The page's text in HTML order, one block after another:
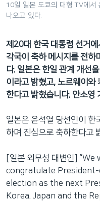
션
으
이
동
검
색
으
이
등
10일 일본 도쿄의 대형 TV에서
나오고 있다.
제20대 한국 대통령 선거
각국이 축하 메시지를 전하
다. 일본은 한일 관계 개선
이라고 밝혔고, 노르웨이와
한다고 밝혔습니다. 안소영
일본은 윤석열 당선인이 한
하며 진심으로 축하한다고
[일본 외무성 대변인]
congratulate
election as the next
Korea. Japan and the